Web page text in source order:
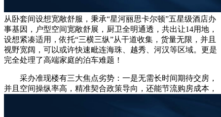
从卧套间设想宽敞舒服，秉承“星河丽思卡尔顿”五星级酒店办
事基因，户型空间宽敞舒展，厨卫全明通透，共出让14用地，
设想紧凑适用，依托“三横三纵”从干道收集，货量无限，并且
视野宽阔，可以或许快速毗连海珠、越秀、河汉等区域。更是
完全处理了高端家庭的泊车难题！
采办准现楼有三大焦点劣势：一是无需长时间期待交房，
并且空间操纵率高，精准契合政策导向，还能节流购房成本，